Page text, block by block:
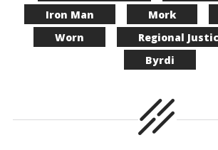
Iron Man
Mork
Worn
Regional
Byrdi